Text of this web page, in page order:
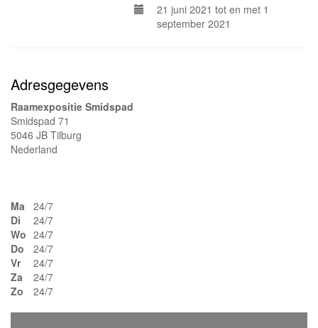
21 juni 2021 tot en met 1
september 2021
Adresgegevens
Raamexpositie Smidspad
Smidspad 71
5046 JB Tilburg
Nederland
Ma
24/7
Di
24/7
Wo 24/7
Do
24/7
Vr
24/7
Za
24/7
Zo
24/7